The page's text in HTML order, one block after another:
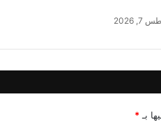
ج
ة
2026
بـ *